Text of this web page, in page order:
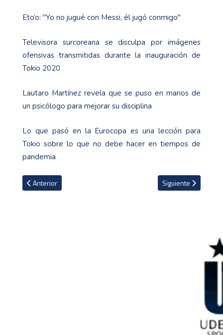
Eto’o: "Yo no jugué con Messi, él jugó conmigo''
Televisora surcoreana se disculpa por imágenes
ofensivas transmitidas durante la inauguración de
Tokio 2020
Lautaro Martínez revela que se puso en manos de
un psicólogo para mejorar su disciplina
Lo que pasó en la Eurocopa es una lección para
Tokio sobre lo que no debe hacer en tiempos de
pandemia
Artículo anterior: Brisa Hennessy se despide con la frente en alto
Anterior Artículo siguiente:
Siguiente